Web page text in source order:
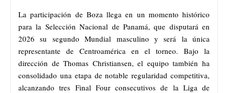
La participación de Boza llega en un momento histórico
para la Selección Nacional de Panamá, que disputará en
2026 su segundo Mundial masculino y será la única
representante de Centroamérica en el torneo. Bajo la
dirección de Thomas Christiansen, el equipo también ha
consolidado una etapa de notable regularidad competitiva,
alcanzando tres Final Four consecutivos de la Liga de